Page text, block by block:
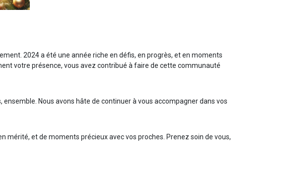
2024 a été une année riche en défis, en progrès, et en moments
votre présence, vous avez contribué à faire de cette communauté
Nous avons hâte de continuer à vous accompagner dans vos
mérité, et de moments précieux avec vos proches. Prenez soin de vous,